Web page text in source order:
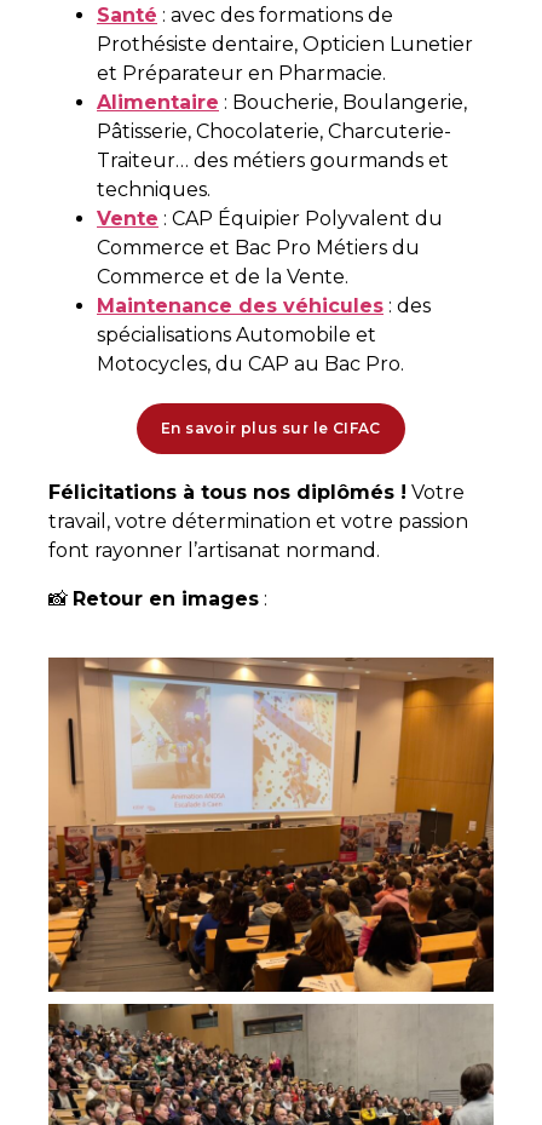
Santé : avec des formations de
Prothésiste dentaire, Opticien Lunetier
et Préparateur en Pharmacie.
Alimentaire : Boucherie, Boulangerie,
Pâtisserie, Chocolaterie, Charcuterie-
Traiteur… des métiers gourmands et
techniques.
Vente : CAP Équipier Polyvalent du
Commerce et Bac Pro Métiers du
Commerce et de la Vente.
Maintenance des véhicules : des
spécialisations Automobile et
Motocycles, du CAP au Bac Pro.
En savoir plus sur le CIFAC
Félicitations à tous nos diplômés ! Votre
travail, votre détermination et votre passion
font rayonner l’artisanat normand.
📸 Retour en images :